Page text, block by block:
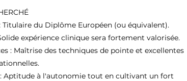
du Diplôme Européen (ou équivalent).
expérience clinique sera fortement valorisée.
: Maîtrise des techniques de pointe et excellentes
Aptitude à l'autonomie tout en cultivant un fort